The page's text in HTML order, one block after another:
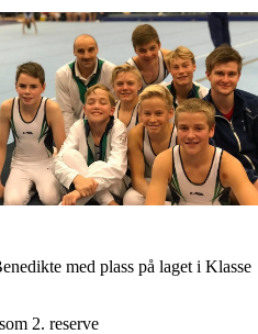
med plass på laget i Klasse
2. reserve